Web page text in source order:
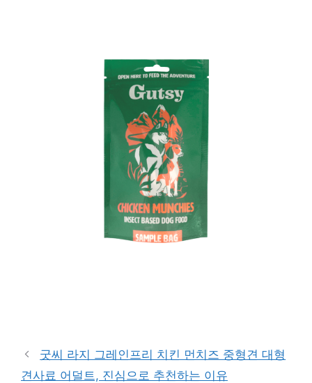
굿씨 라지 그레인프리 치킨 먼치즈 중형견 대형
견사료 어덜트, 진심으로 추천하는 이유